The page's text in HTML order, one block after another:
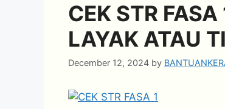
CEK STR
LAYAK ATAU
December 12, 2024 by